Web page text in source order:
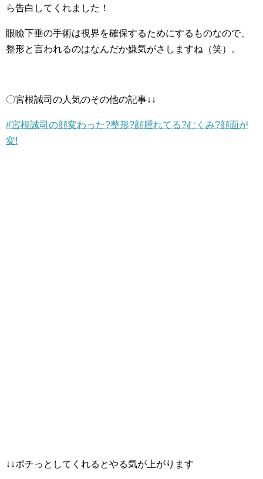
ら告白してくれました！
眼瞼下垂の手術は視界を確保するためにするものなので、
整形と言われるのはなんだか嫌気がさしますね（笑）。
〇宮根誠司の人気のその他の記事↓↓
#宮根誠司の顔変わった?整形?顔腫れてる?むくみ?顔面が
変!
↓↓ポチっとしてくれるとやる気が上がります